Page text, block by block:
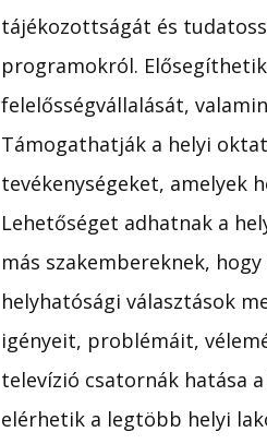
tájékozottságát és
programokról.
felelősségvállalását,
Támogathatják a helyi
tevékenységeket, amelyek
Lehetőséget adhatnak a
más szakembereknek,
helyhatósági választások
igényeit, problémáit,
televízió csatornák hatása
elérhetik a legtöbb helyi